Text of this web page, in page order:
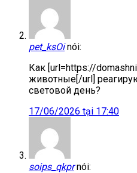
pet_ksOi nói:
Как [url=https://
животные[/url]
световой день?
17/06/2026 tại 17:40
soips_qkpr nói: